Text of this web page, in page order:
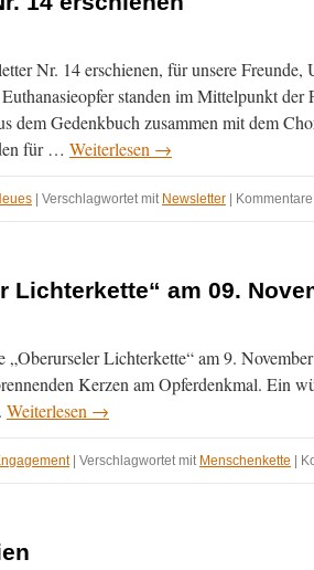
Nr. 14 erschienen, für unsere Freunde,
standen im Mittelpunkt der
dem Gedenkbuch zusammen mit dem
für … Weiterlesen →
Verschlagwortet mit Newsletter
Lichterkette“ am 09.
„Oberurseler Lichterkette“ am 9.
Kerzen am Opferdenkmal. Ein
Weiterlesen →
Verschlagwortet mit Menschenkette